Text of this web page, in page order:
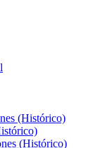
(Histórico)
(Histórico)